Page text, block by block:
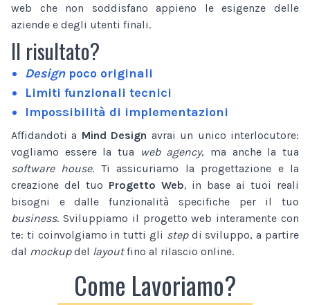
web che non soddisfano appieno le esigenze delle
aziende e degli utenti finali.
Il risultato?
Designpoco originali
Limiti funzionali tecnici
Impossibilità di implementazioni
Affidandoti a Mind Design avrai un unico interlocutore:
vogliamo essere la tua
web agency, ma anche la tua
software house. Ti assicuriamo la progettazione e la
creazione del tuo Progetto Web, in base ai tuoi reali
bisogni e dalle funzionalità specifiche per il tuo
business. Sviluppiamo il progetto web interamente con
te: ti coinvolgiamo in tutti gli stepdi sviluppo, a partire
dal mockupdel layoutfino al rilascio online.
Come Lavoriamo?